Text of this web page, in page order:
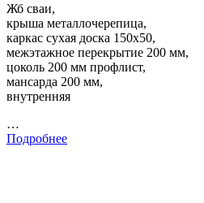
Жб сваи,
крыша металлочерепица,
каркас сухая доска 150х50,
межэтажное перекрытие 200 мм,
цоколь 200 мм профлист,
мансарда 200 мм,
внутренняя
…
Подробнее